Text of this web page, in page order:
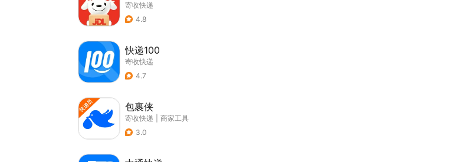
寄收快递
4.8
快递100
寄收快递
4.7
包裹侠
寄收快递
商家工具
3.0